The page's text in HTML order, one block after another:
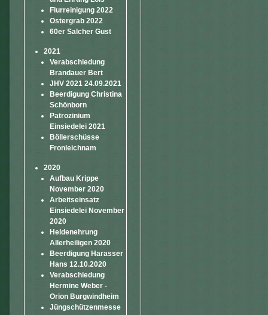
Flurreinigung 2022
Ostergrab 2022
60er Salcher Gust
2021
Verabschiedung
Brandauer Bert
JHV 2021 24.09.2021
Beerdigung Christina
Schönborn
Patrozinium
Einsiedelei 2021
Böllerschüsse
Fronleichnam
2020
Aufbau Krippe
November 2020
Arbeitseinsatz
Einsiedelei November
2020
Heldenehrung
Allerheiligen 2020
Beerdigung Harasser
Hans 12.10.2020
Verabschiedung
Hermine Weber -
Orion Burgwindheim
Jüngschützenmesse